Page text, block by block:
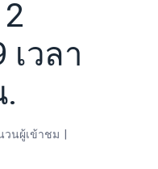
วลา
วนผู้เข้าชม